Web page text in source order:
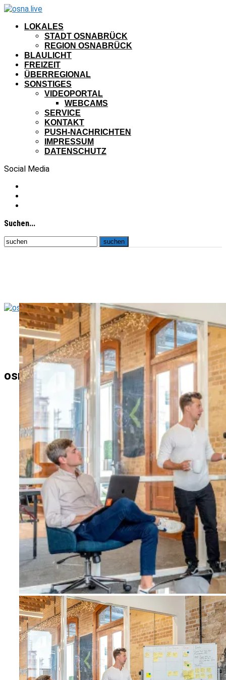
LOKALES
STADT OSNABRÜCK
REGION OSNABRÜCK
BLAULICHT
FREIZEIT
ÜBERREGIONAL
SONSTIGES
VIDEOPORTAL
WEBCAMS
SERVICE
KONTAKT
PUSH-NACHRICHTEN
IMPRESSUM
DATENSCHUTZ
Social Media
Suchen...
osna.live